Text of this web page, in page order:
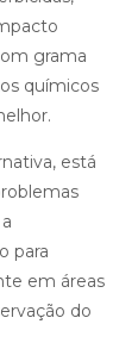
grama
químicos
está
para
em áreas
do